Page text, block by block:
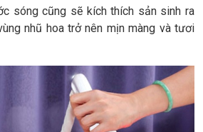
sóng cũng sẽ kích thích sản sinh ra
nhũ hoa trở nên mịn màng và tươi